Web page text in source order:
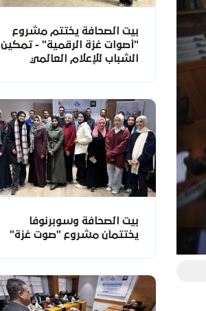
بيت الصحافة يختتم مشروع
"أصوات غزة الرقمية" - تمكين
الشباب للإعلام العالمي
بيت الصحافة وسوبرنوفا
يختتمان مشروع "صوت غزة"